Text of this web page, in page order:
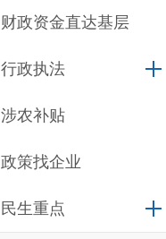
财政资金直达基层
行政执法
涉农补贴
政策找企业
民生重点